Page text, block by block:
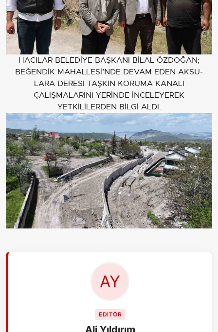
HACILAR BELEDİYE BAŞKANI BİLAL ÖZDOĞAN;
BEĞENDİK MAHALLESİ’NDE DEVAM EDEN AKSU-
LARA DERESİ TAŞKIN KORUMA KANALI
ÇALIŞMALARINI YERİNDE İNCELEYEREK
YETKİLİLERDEN BİLGİ ALDI.
EDİTÖR